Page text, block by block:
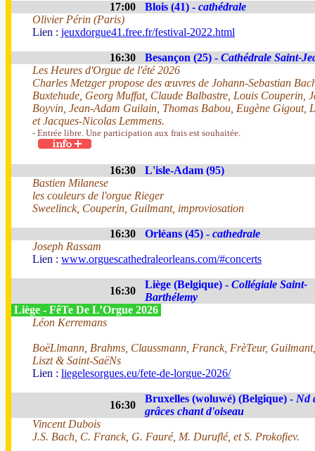
17:00 Blois (41) - cathédrale
Olivier Périn (Paris)
Lien : jeuxdorgue41.free.fr/festival-2022.html
16:30 Besançon (25) - Cathédrale Saint-
Les Heures d'Orgue de l'été 2026
Charles Metzger propose des œuvres de Johann-Sebastian
Buxtehude, Georg Muffat, Claude Balbastre, Louis Couperin,
Boyvin, Jean-Adam Guilain, Thomas Babou, Eugène Gigout,
et Jacques-Nicolas Lemmens.
- Entrée libre. Une participation aux frais est souhaitée.
16:30
L'isle-Adam (95)
Bastien Milanese
les couleurs de l'orgue Rieger
Sweelinck, Couperin, Guilmant, improviosation
16:30 Orléans (45) - cathedrale
Joseph Rassam
Lien : www.orguescathedraleorleans.com/#concerts
16:30
Liège (Belgique) - Collégiale Saint-
Barthélemy
Liège - FêTe De L’Orgue 2026
Léon Kerremans
BoëLlmann, Brahms, Claussmann, Franck, FrèTeur,
Liszt & Saint-SaëNs
Lien : liegelesorgues.eu/fete-de-lorgue-2026/
16:30
Bruxelles (woluwé) (Belgique) - Nd
grâces chant d'oiseau
Vincent Dubois
J.S. Bach, C. Franck, G. Fauré, M. Duruflé, et S. Prokofiev.